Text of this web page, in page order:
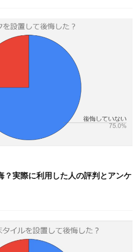
？実際に利用した人の評判とアンケ